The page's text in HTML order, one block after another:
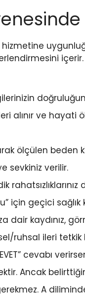
alınır ve hayati
ölçülen beden
sevkiniz verilir.
için geçici
dair kaydınız,
ruhsal ileri
cevabı
Ancak
A